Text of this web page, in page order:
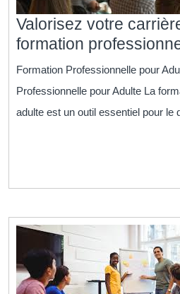
Valorisez votre
formation
Formation Professionnelle pour
Professionnelle pour Adulte La
adulte est un outil essentiel pour le